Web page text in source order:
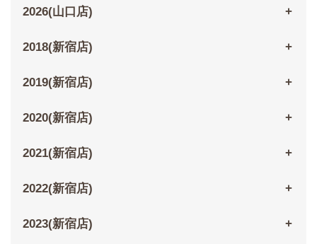
2026(山口店)
2018(新宿店)
2019(新宿店)
2020(新宿店)
2021(新宿店)
2022(新宿店)
2023(新宿店)